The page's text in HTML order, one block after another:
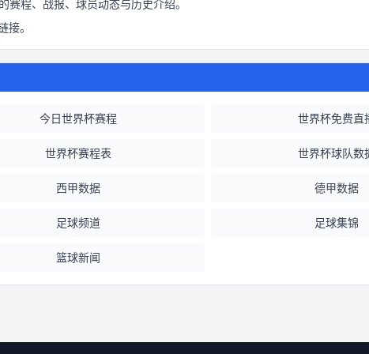
的赛程、战报、球员动态与历史介绍。
接。
今日世界杯赛程 世界杯免费直
世界杯赛程表 世界杯球队数
西甲数据 德甲数据
足球频道 足球集锦
篮球新闻